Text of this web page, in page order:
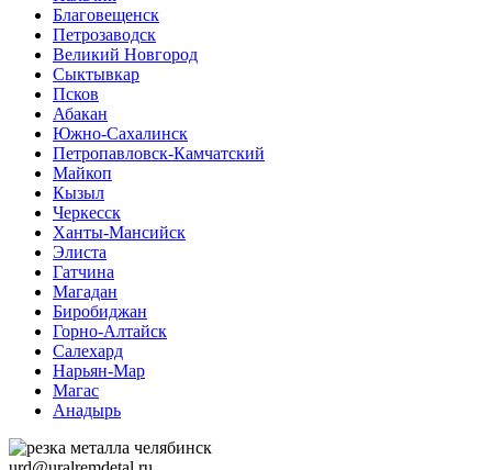
Благовещенск
Петрозаводск
Великий Новгород
Сыктывкар
Псков
Абакан
Южно-Сахалинск
Петропавловск-Камчатский
Майкоп
Кызыл
Черкесск
Ханты-Мансийск
Элиста
Гатчина
Магадан
Биробиджан
Горно-Алтайск
Салехард
Нарьян-Мар
Магас
Анадырь